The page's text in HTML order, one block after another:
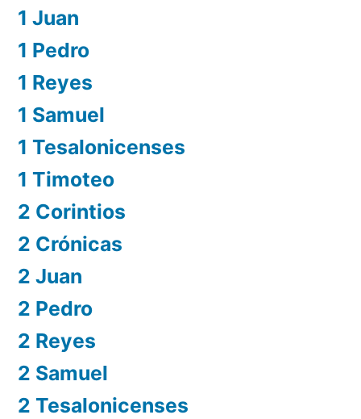
1 Juan
1 Pedro
1 Reyes
1 Samuel
1 Tesalonicenses
1 Timoteo
2 Corintios
2 Crónicas
2 Juan
2 Pedro
2 Reyes
2 Samuel
2 Tesalonicenses